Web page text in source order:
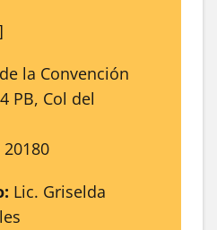
la Convención
PB, Col del
20180
Lic. Griselda